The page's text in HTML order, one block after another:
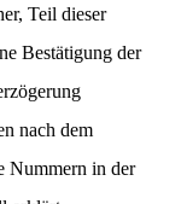
Teil dieser
Bestätigung der
nach dem
Nummern in der